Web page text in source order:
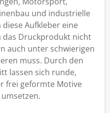
und industrielle
Aufkleber eine
das Druckprodukt nicht
auch unter schwierigen
muss. Durch den
lassen sich runde,
frei geformte Motive